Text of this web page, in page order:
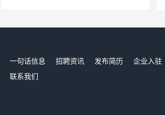
一句话信息 招聘资讯 发布简历 企业入驻
联系我们